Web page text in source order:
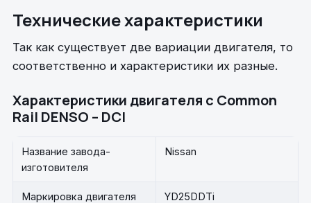
Технические характеристики
Так как существует две вариации двигателя, то
соответственно и характеристики их разные.
Характеристики двигателя с Common
Rail DENSO – DCI
Название завода-
изготовителя
Nissan
Маркировка двигателя YD25DDTi